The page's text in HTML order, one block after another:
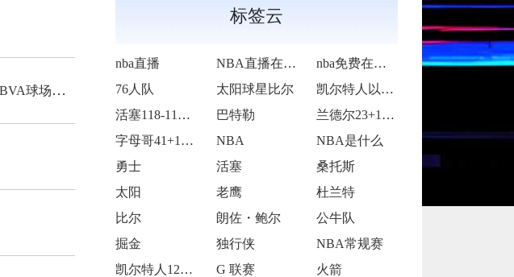
“高海拔538米足球空气动力学特征与飞行轨迹调控机制——以2026世界杯BBVA球场为实证场景”
标签云
nba直播 NBA直播在线观看
nba免费在线高清直播
76人队
太阳球星比尔
凯尔特人以92-105不敌雷霆
活塞118-115逆转险胜开拓者
巴特勒
兰德尔23+10爱德华兹19中5 森林狼
字母哥41+14班凯罗复出34+7 雄鹿
NBA
NBA是什么
勇士
活塞
桑托斯
太阳
老鹰
杜兰特
比尔
朗佐・鲍尔
公牛队
掘金
独行侠
NBA常规赛
凯尔特人120-119险胜鹈鹕
G 联赛 火箭